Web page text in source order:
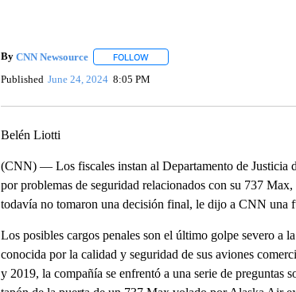
By CNN Newsource FOLLOWFOLLOW "" TO RECEIVE
Published June 24, 2024 8:05 PM
Belén Liotti
(CNN) — Los fiscales instan al Departamento de Justicia
por problemas de seguridad relacionados con su 737
todavía no tomaron una decisión final, le dijo a CNN una
Los posibles cargos penales son el último golpe severo a
conocida por la calidad y seguridad de sus aviones
y 2019, la compañía se enfrentó a una serie de preguntas